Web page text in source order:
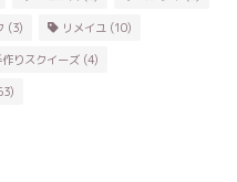
(3) リメイユ (10)
りスクイーズ (4)